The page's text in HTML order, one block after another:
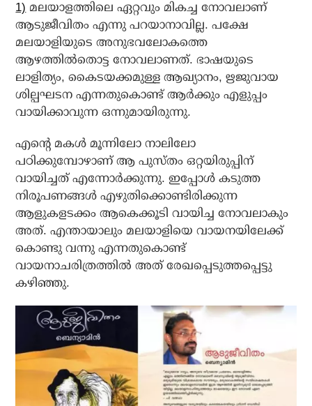
1) മലയാളത്തിലെ ഏറ്റവും മികച്ച നോവലാണ്
ആടുജീവിതം എന്നു പറയാനാവില്ല. പക്ഷേ
മലയാളിയുടെ അനുഭവലോകത്തെ
ആഴത്തില്‍തൊട്ട നോവലാണത്. ഭാഷയുടെ
ലാളിത്യം, കൈടയക്കമുള്ള ആഖ്യാനം, ഋജുവായ
ശില്പഘടന എന്നതുകൊണ്ട് ആര്‍ക്കും എളുപ്പം
വായിക്കാവുന്ന ഒന്നുമായിരുന്നു.
എന്റെ മകള്‍ മൂന്നിലോ നാലിലോ
പഠിക്കുമ്പോഴാണ് ആ പുസ്തം ഒറ്റയിരുപ്പിന്
വായിച്ചത് എന്നോര്‍ക്കുന്നു. ഇപ്പോള്‍ കടുത്ത
നിരൂപണങ്ങള്‍ എഴുതിക്കൊണ്ടിരിക്കുന്ന
ആളുകളടക്കം ആകെക്കൂടി വായിച്ച നോവലാകും
അത്. എന്തായാലും മലയാളിയെ വായനയിലേക്ക്
കൊണ്ടു വന്നു എന്നതുകൊണ്ട്
വായനാചരിത്രത്തില്‍ അത് രേഖപ്പെടുത്തപ്പെട്ടു
കഴിഞ്ഞു.